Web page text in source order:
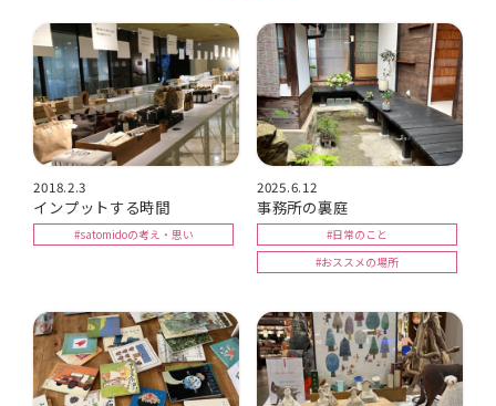
2018.2.3
インプットする時間
#satomidoの考え・思い
2025.6.12
事務所の裏庭
#日常のこと
#おススメの場所